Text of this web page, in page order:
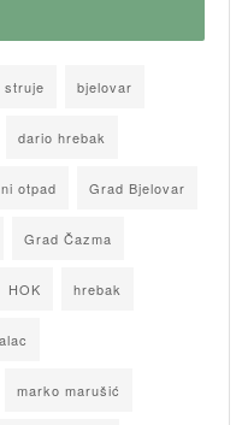
struje bjelovar
dario hrebak
otpad Grad Bjelovar
Grad Čazma
HOK hrebak
marko marušić